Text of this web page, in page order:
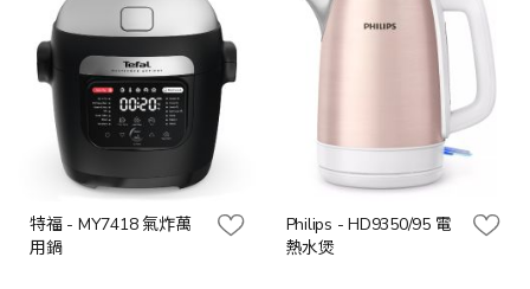
特福 - MY7418 氣炸萬
用鍋
Philips - HD9350/95 電
熱水煲